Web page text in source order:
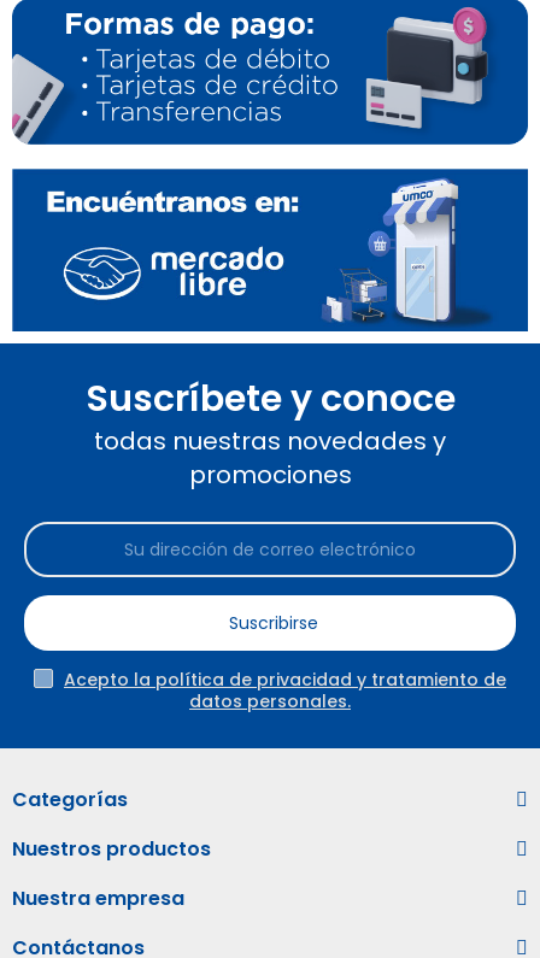
Suscríbete y conoce
todas nuestras novedades y
promociones
Suscribirse
Acepto la política de privacidad y tratamiento de
datos personales.
Contáctanos
Nuestra empresa
Nuestros productos
Categorías